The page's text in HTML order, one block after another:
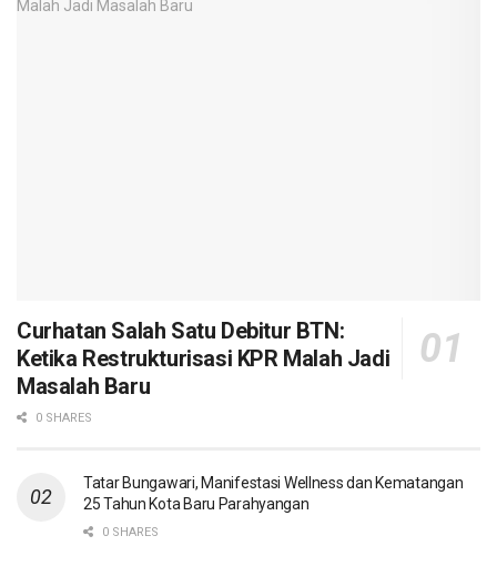
Curhatan Salah Satu Debitur BTN:
Ketika Restrukturisasi KPR Malah Jadi
Masalah Baru
0 SHARES
Tatar Bungawari, Manifestasi Wellness dan Kematangan
25 Tahun Kota Baru Parahyangan
0 SHARES